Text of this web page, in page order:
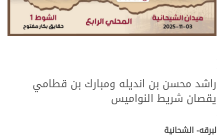
راشد محسن بن انديله ومبارك بن قطامي
يقصان شريط النواميس
لبرقه- الشحانية